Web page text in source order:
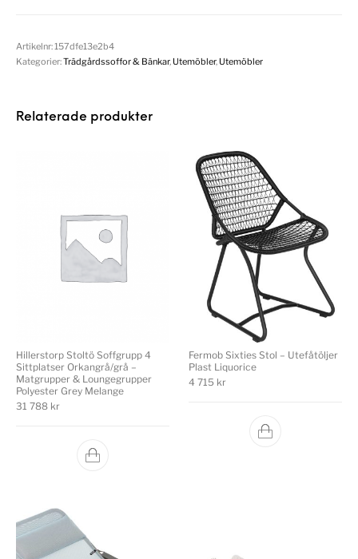
Artikelnr:157dfe13e2b4
Kategorier:Trädgårdssoffor & Bänkar, Utemöbler, Utemöbler
Relaterade produkter
Hillerstorp Stoltö Soffgrupp 4
Sittplatser Orkangrå/grå –
Matgrupper & Loungegrupper
Polyester Grey Melange
31 788 kr
Fermob Sixties Stol – Utefåtöljer
Plast Liquorice
4 715 kr